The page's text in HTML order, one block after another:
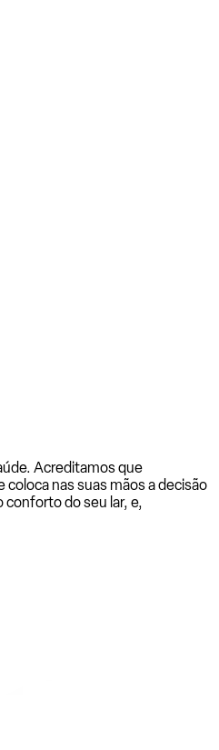
Acreditamos que
nas suas mãos a decisão
conforto do seu lar, e,